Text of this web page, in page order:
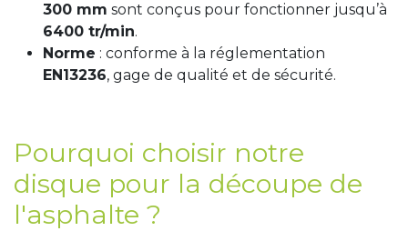
300 mm sont conçus pour fonctionner jusqu’à
6400 tr/min.
Norme : conforme à la réglementation
EN13236, gage de qualité et de sécurité.
Pourquoi choisir notre
disque pour la découpe de
l'asphalte ?